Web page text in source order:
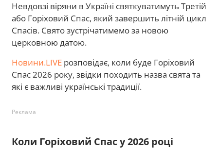
Невдовзі віряни в Україні святкуватимуть Третій
або Горіховий Спас, який завершить літній цикл
Спасів. Свято зустрічатимемо за новою
церковною датою.
Новини.LIVE розповідає, коли буде Горіховий
Спас 2026 року, звідки походить назва свята та
які є важливі українські традиції.
Реклама
Коли Горіховий Спас у 2026 році